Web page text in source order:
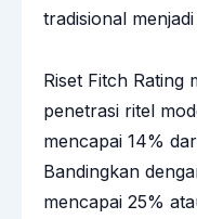
tradisional
Riset Fitch Rating
penetrasi ritel
mencapai 14%
Bandingkan
mencapai 25%